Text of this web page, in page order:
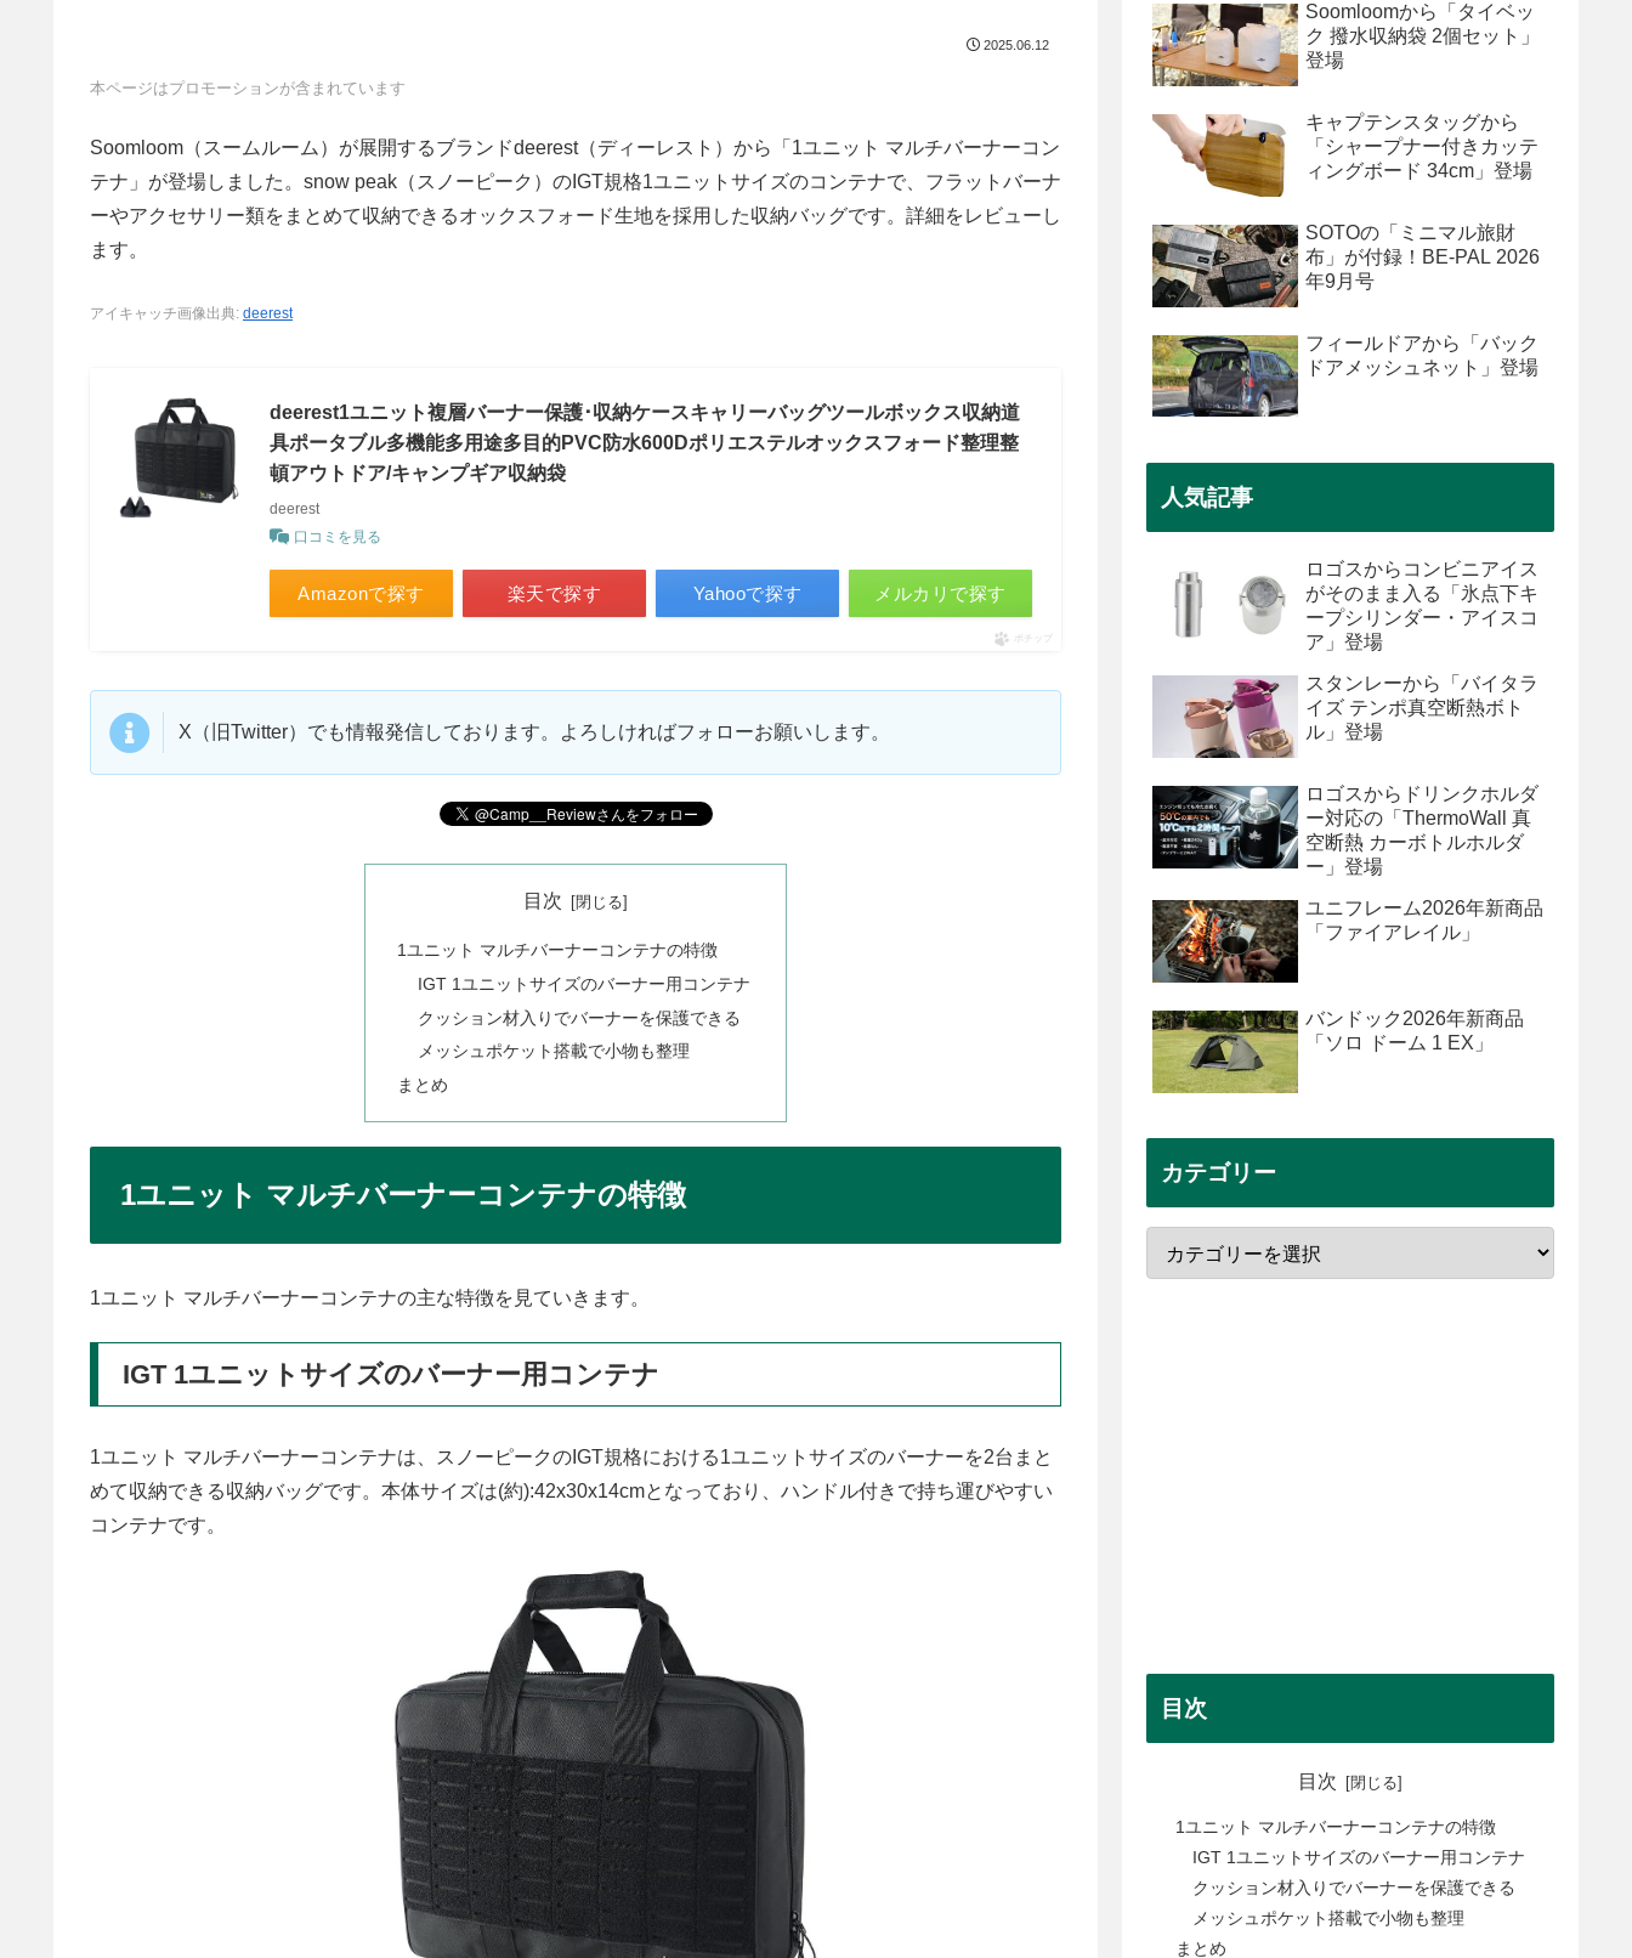
2025.06.12
本ページはプロモーションが含まれています
Soomloom（スームルーム）が展開するブランドdeerest（ディーレスト）から「1ユニット マルチバーナーコン
テナ」が登場しました。snow peak（スノーピーク）のIGT規格1ユニットサイズのコンテナで、フラットバーナ
ーやアクセサリー類をまとめて収納できるオックスフォード生地を採用した収納バッグです。詳細をレビューし
ます。
アイキャッチ画像出典: deerest
deerest1ユニット複層バーナー保護･収納ケースキャリーバッグツールボックス収納道
具ポータブル多機能多用途多目的PVC防水600Dポリエステルオックスフォード整理整
頓アウトドア/キャンプギア収納袋
deerest
口コミを見る
Amazonで探す 楽天で探す Yahooで探す メルカリで探す
ポチップ
X（旧Twitter）でも情報発信しております。よろしければフォローお願いします。
目次
1ユニット マルチバーナーコンテナの特徴
IGT 1ユニットサイズのバーナー用コンテナ
クッション材入りでバーナーを保護できる
メッシュポケット搭載で小物も整理
まとめ
1ユニット マルチバーナーコンテナの特徴
1ユニット マルチバーナーコンテナの主な特徴を見ていきます。
IGT 1ユニットサイズのバーナー用コンテナ
1ユニット マルチバーナーコンテナは、スノーピークのIGT規格における1ユニットサイズのバーナーを2台まと
めて収納できる収納バッグです。本体サイズは(約):42x30x14cmとなっており、ハンドル付きで持ち運びやすい
コンテナです。
Soomloomから「タイベッ
ク 撥水収納袋 2個セット」
登場
キャプテンスタッグから
「シャープナー付きカッテ
ィングボード 34cm」登場
SOTOの「ミニマル旅財
布」が付録！BE-PAL 2026
年9月号
フィールドアから「バック
ドアメッシュネット」登場
人気記事
ロゴスからコンビニアイス
がそのまま入る「氷点下キ
ープシリンダー・アイスコ
ア」登場
スタンレーから「バイタラ
イズ テンポ真空断熱ボト
ル」登場
ロゴスからドリンクホルダ
ー対応の「ThermoWall 真
空断熱 カーボトルホルダ
ー」登場
ユニフレーム2026年新商品
「ファイアレイル」
バンドック2026年新商品
「ソロ ドーム 1 EX」
カテゴリー
目次
目次
1ユニット マルチバーナーコンテナの特徴
IGT 1ユニットサイズのバーナー用コンテナ
クッション材入りでバーナーを保護できる
メッシュポケット搭載で小物も整理
まとめ